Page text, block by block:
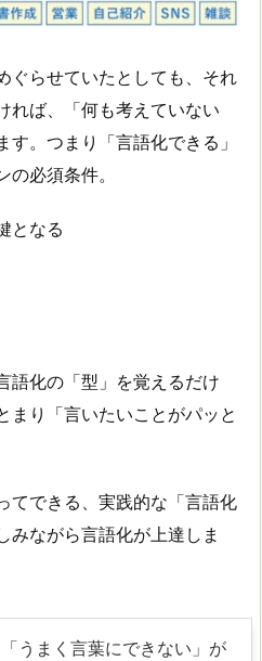
ぐらせていたとしても、それ
れば、「何も考えていない
。つまり「言語化できる」
必須条件。
となる
語化の「型」を覚えるだけ
まり「言いたいことがパッと
てできる、実践的な「言語化
みながら言語化が上達しま
「うまく言葉にできない」が